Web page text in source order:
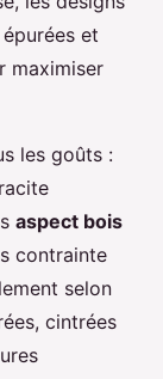
et
maximiser
les goûts :
aspect bois
contrainte
selon
cintrées